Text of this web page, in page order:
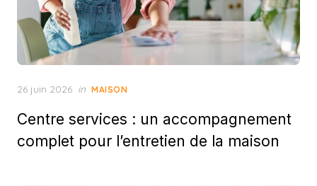
Posted
26 juin 2026 in MAISON
Centre services : un accompagnement
complet pour l’entretien de la maison